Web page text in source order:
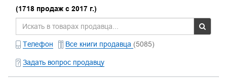
(1718 продаж с 2017 г.)
Телефон Все книги продавца (5085)
Задать вопрос продавцу